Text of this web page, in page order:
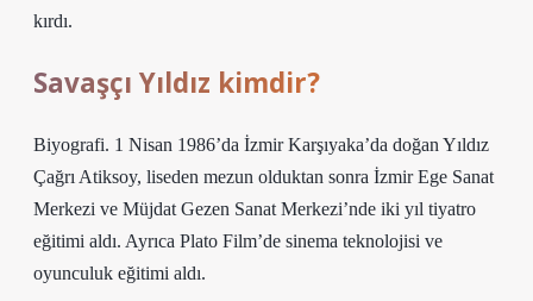
kırdı.
Savaşçı Yıldız kimdir?
Biyografi. 1 Nisan 1986’da İzmir Karşıyaka’da doğan Yıldız
Çağrı Atiksoy, liseden mezun olduktan sonra İzmir Ege Sanat
Merkezi ve Müjdat Gezen Sanat Merkezi’nde iki yıl tiyatro
eğitimi aldı. Ayrıca Plato Film’de sinema teknolojisi ve
oyunculuk eğitimi aldı.